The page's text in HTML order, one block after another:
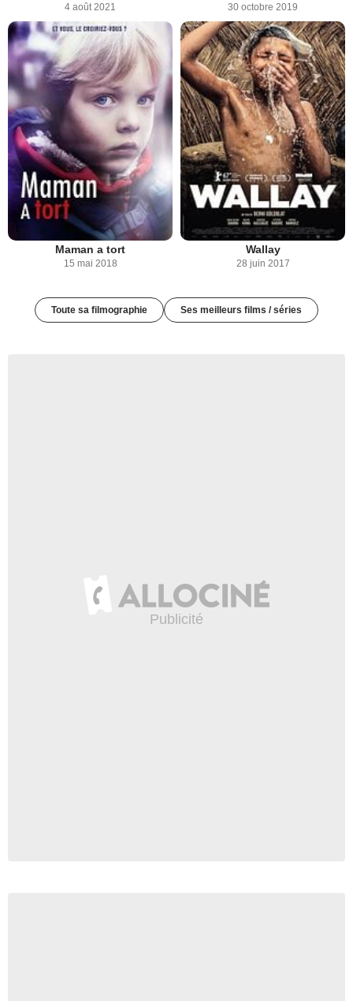
4 août 2021 30 octobre 2019
Maman a tort
15 mai 2018
Wallay
28 juin 2017
Toute sa filmographie Ses meilleurs films / séries